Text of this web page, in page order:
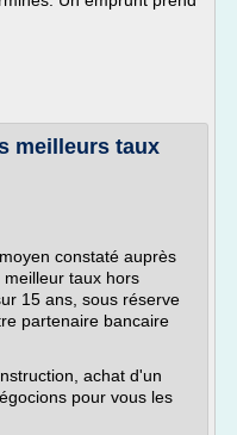
meilleurs taux
constaté auprès
taux hors
15 ans, sous réserve
partenaire bancaire
achat d'un
pour vous les